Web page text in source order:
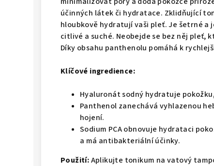
účinných látek či hydratace. Zklidňující
hloubkově hydratují vaši pleť. Je šetrné
citlivé a suché. Neobejde se bez něj pleť,
Díky obsahu panthenolu pomáhá k
Klíčové ingredience:
Hyaluronát sodný hydratuje
Panthenol zanechává vyhlazenou
hojení.
Sodium PCA obnovuje hydrataci
a má antibakteriální účinky.
Použití:Aplikujte tonikum na vatový